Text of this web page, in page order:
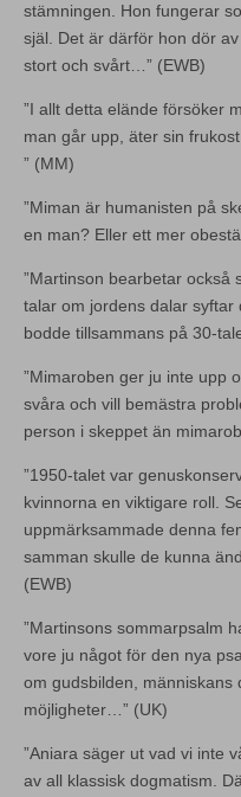
stämningen. Hon fungerar
själ. Det är därför hon dör
stort och svårt…” (EWB)
”I allt detta elände försöker
man går upp, äter sin
” (MM)
”Miman är humanisten på
en man? Eller ett mer
”Martinson bearbetar också
talar om jordens dalar syftar
bodde tillsammans på 30-
”Mimaroben ger ju inte upp
svåra och vill bemästra
person i skeppet än
”1950-talet var
kvinnorna en viktigare roll.
uppmärksammade denna
samman skulle de kunna
(EWB)
”Martinsons sommarpsalm
vore ju något för den nya
om gudsbilden, människans
möjligheter…” (UK)
”Aniara säger ut vad vi inte
av all klassisk dogmatism.